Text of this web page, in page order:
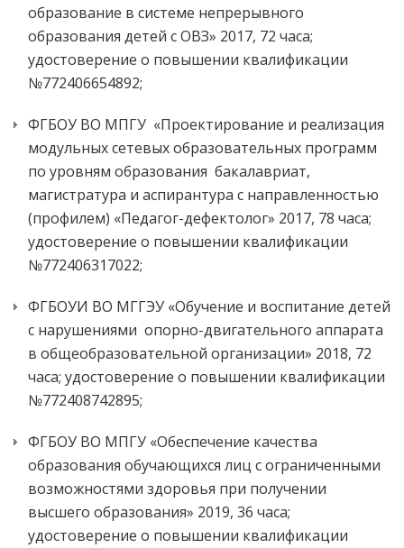
образование в системе непрерывного
образования детей с ОВЗ» 2017, 72 часа;
удостоверение о повышении квалификации
№772406654892;
ФГБОУ ВО МПГУ «Проектирование и реализация
модульных сетевых образовательных программ
по уровням образования бакалавриат,
магистратура и аспирантура с направленностью
(профилем) «Педагог-дефектолог» 2017, 78 часа;
удостоверение о повышении квалификации
№772406317022;
ФГБОУИ ВО МГГЭУ «Обучение и воспитание детей
с нарушениями опорно-двигательного аппарата
в общеобразовательной организации» 2018, 72
часа; удостоверение о повышении квалификации
№772408742895;
ФГБОУ ВО МПГУ «Обеспечение качества
образования обучающихся лиц с ограниченными
возможностями здоровья при получении
высшего образования» 2019, 36 часа;
удостоверение о повышении квалификации